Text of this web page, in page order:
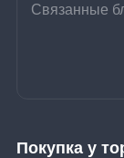
Связанные
Покупка у